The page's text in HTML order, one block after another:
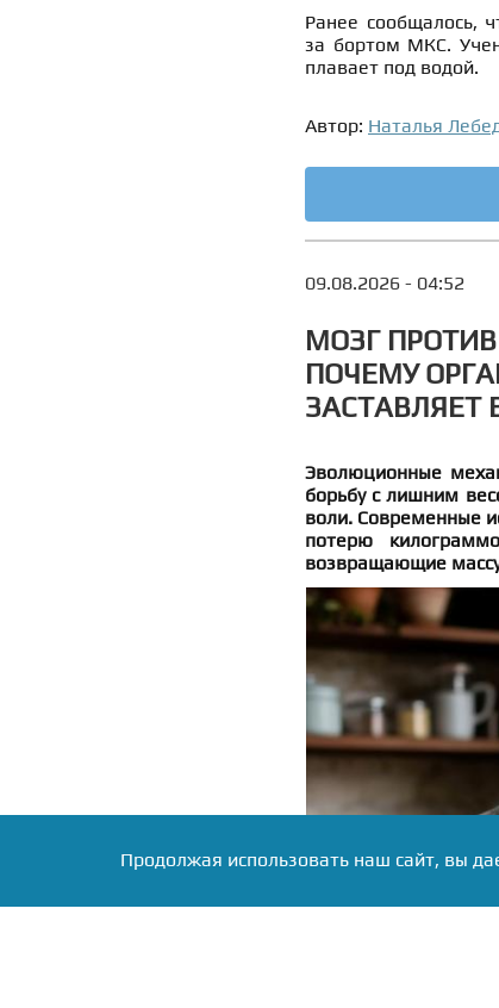
Ранее сообщалось,
за бортом МКС.
плавает под водой.
Автор: Наталья
09.08.2026 - 04:52
МОЗГ
ПОЧЕМУ
Эволюционные
борьбу с лишним
воли. Современные
потерю
возвращающие
Продолжая использовать наш сайт, вы